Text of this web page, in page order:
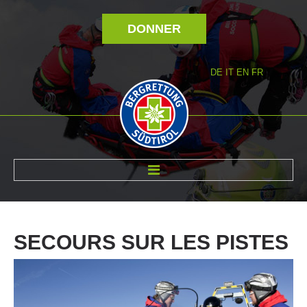
DONNER
DE IT EN FR
SECOURS SUR LES PISTES